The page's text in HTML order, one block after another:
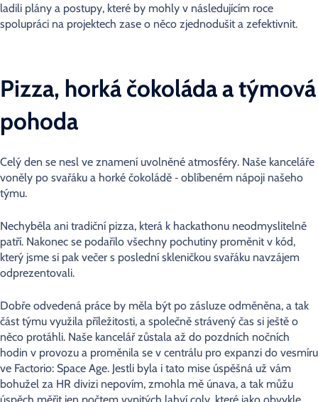
ladili plány a postupy, které by mohly v následujícím roce
spolupráci na projektech zase o něco zjednodušit a zefektivnit.
Pizza, horká čokoláda a týmová
pohoda
Celý den se nesl ve znamení uvolněné atmosféry. Naše kanceláře
voněly po svařáku a horké čokoládě ‑ oblíbeném nápoji našeho
týmu.
Nechyběla ani tradiční pizza, která k hackathonu neodmyslitelně
patří. Nakonec se podařilo všechny pochutiny proměnit v kód,
který jsme si pak večer s poslední skleničkou svařáku navzájem
odprezentovali.
Dobře odvedená práce by měla být po zásluze odměněna, a tak
část týmu využila příležitosti, a společně strávený čas si ještě o
něco protáhli. Naše kancelář zůstala až do pozdních nočních
hodin v provozu a proměnila se v centrálu pro expanzi do vesmíru
ve Factorio: Space Age. Jestli byla i tato mise úspěšná už vám
bohužel za HR divizi nepovím, zmohla mě únava, a tak můžu